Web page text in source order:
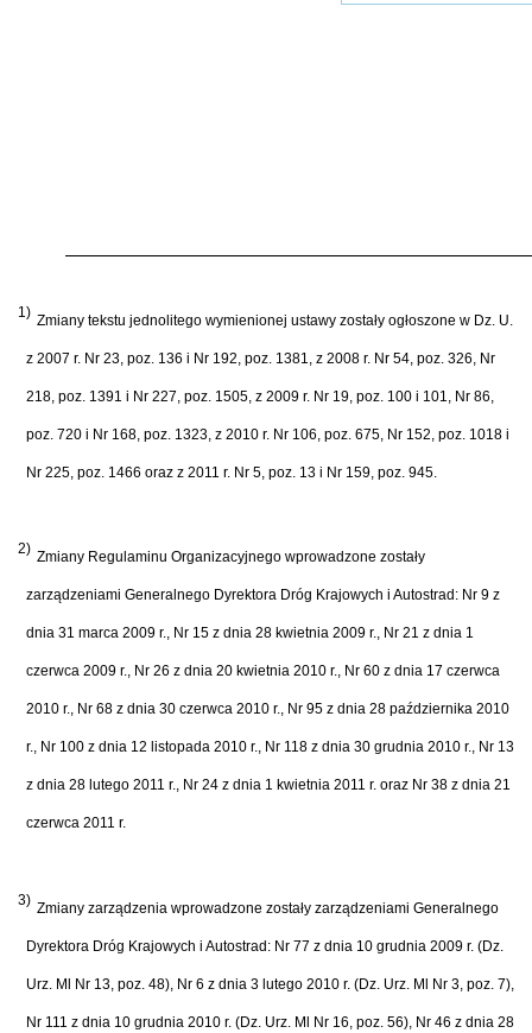
1) Zmiany tekstu jednolitego wymienionej ustawy zostały ogłoszone w Dz. U.
z 2007 r. Nr 23, poz. 136 i Nr 192, poz. 1381, z 2008 r. Nr 54, poz. 326, Nr
218, poz. 1391 i Nr 227, poz. 1505, z 2009 r. Nr 19, poz. 100 i 101, Nr 86,
poz. 720 i Nr 168, poz. 1323, z 2010 r. Nr 106, poz. 675, Nr 152, poz. 1018 i
Nr 225, poz. 1466 oraz z 2011 r. Nr 5, poz. 13 i Nr 159, poz. 945.
2) Zmiany Regulaminu Organizacyjnego wprowadzone zostały
zarządzeniami Generalnego Dyrektora Dróg Krajowych i Autostrad: Nr 9 z
dnia 31 marca 2009 r., Nr 15 z dnia 28 kwietnia 2009 r., Nr 21 z dnia 1
czerwca 2009 r., Nr 26 z dnia 20 kwietnia 2010 r., Nr 60 z dnia 17 czerwca
2010 r., Nr 68 z dnia 30 czerwca 2010 r., Nr 95 z dnia 28 października 2010
r., Nr 100 z dnia 12 listopada 2010 r., Nr 118 z dnia 30 grudnia 2010 r., Nr 13
z dnia 28 lutego 2011 r., Nr 24 z dnia 1 kwietnia 2011 r. oraz Nr 38 z dnia 21
czerwca 2011 r.
3) Zmiany zarządzenia wprowadzone zostały zarządzeniami Generalnego
Dyrektora Dróg Krajowych i Autostrad: Nr 77 z dnia 10 grudnia 2009 r. (Dz.
Urz. Ml Nr 13, poz. 48), Nr 6 z dnia 3 lutego 2010 r. (Dz. Urz. Ml Nr 3, poz. 7),
Nr 111 z dnia 10 grudnia 2010 r. (Dz. Urz. Ml Nr 16, poz. 56), Nr 46 z dnia 28